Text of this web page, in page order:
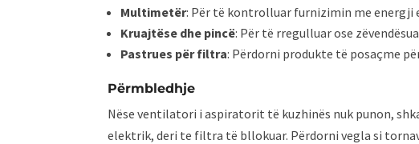
Multimetër: Për të kontrolluar furnizimin me energji
Kruajtëse dhe pincë: Për të rregulluar ose
Pastrues për filtra: Përdorni produkte të posaçme
Përmbledhje
Nëse ventilatori i aspiratorit të kuzhinës nuk punon,
elektrik, deri te filtra të bllokuar. Përdorni vegla si